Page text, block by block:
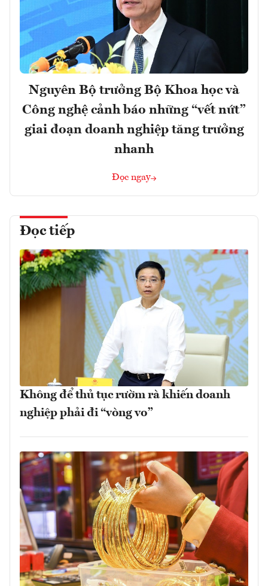
Nguyên Bộ trưởng Bộ Khoa học và
Công nghệ cảnh báo những “vết nứt”
giai đoạn doanh nghiệp tăng trưởng
nhanh
Đọc ngay
Đọc tiếp
Không để thủ tục rườm rà khiến doanh
nghiệp phải đi “vòng vo”